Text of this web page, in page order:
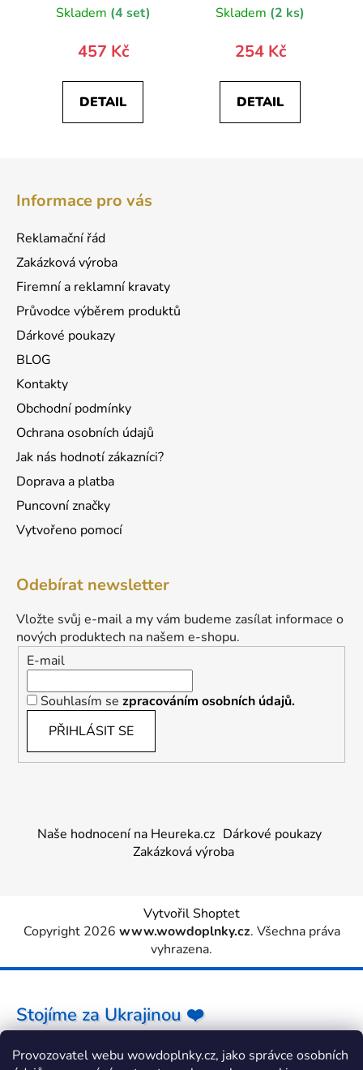
Provozovatel webu wowdoplnky.cz, jako správce osobních
Skladem (4 set)
457 Kč
DETAIL
Skladem (2 ks)
254 Kč
DETAIL
Informace pro vás
Reklamační řád
Zakázková výroba
Firemní a reklamní kravaty
Průvodce výběrem produktů
Dárkové poukazy
BLOG
Kontakty
Obchodní podmínky
Ochrana osobních údajů
Jak nás hodnotí zákazníci?
Doprava a platba
Puncovní značky
Vytvořeno pomocí
Odebírat newsletter
Vložte svůj e-mail a my vám budeme zasílat informace o
nových produktech na našem e-shopu.
E-mail
Souhlasím se zpracováním osobních údajů.
PŘIHLÁSIT SE
Naše hodnocení na Heureka.cz Dárkové poukazy
Zakázková výroba
Vytvořil Shoptet
Copyright 2026 www.wowdoplnky.cz. Všechna práva
vyhrazena.
Stojíme za Ukrajinou ❤️